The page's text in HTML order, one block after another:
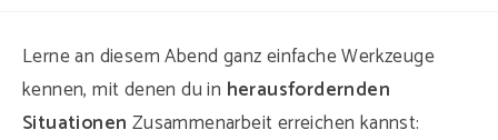
Lerne an diesem Abend ganz einfache Werkzeuge
kennen, mit denen du in herausfordernden
Situationen Zusammenarbeit erreichen kannst: